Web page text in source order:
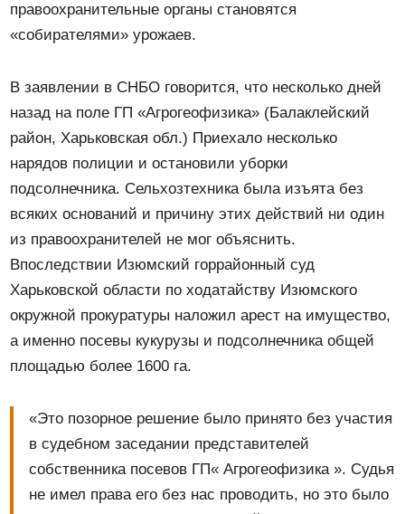
правоохранительные органы становятся
«собирателями» урожаев.
В заявлении в СНБО говорится, что несколько дней
назад на поле ГП «Агрогеофизика» (Балаклейский
район, Харьковская обл.) Приехало несколько
нарядов полиции и остановили уборки
подсолнечника. Сельхозтехника была изъята без
всяких оснований и причину этих действий ни один
из правоохранителей не мог объяснить.
Впоследствии Изюмский горрайонный суд
Харьковской области по ходатайству Изюмского
окружной прокуратуры наложил арест на имущество,
а именно посевы кукурузы и подсолнечника общей
площадью более 1600 га.
«Это позорное решение было принято без участия
в судебном заседании представителей
собственника посевов ГП« Агрогеофизика ». Судья
не имел права его без нас проводить, но это было